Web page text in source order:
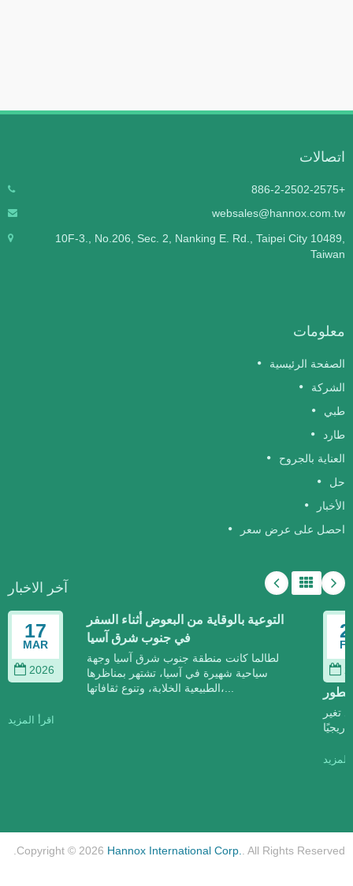
اتصالات
+886-2-2502-2575
websales@hannox.com.tw
10F-3., No.206, Sec. 2, Nanking E. Rd., Taipei City 10489,
Taiwan
معلومات
الصفحة الرئيسية
الشركة
طبي
طارد
العناية بالجروح
حل
الأخبار
احصل على عرض سعر
آخر الاخبار
17
MAR
2026
التوعية بالوقاية من البعوض أثناء السفر
في جنوب شرق آسيا
لطالما كانت منطقة جنوب شرق آسيا وجهة
سياحية شهيرة في آسيا، تشتهر بمناظرها
الطبيعية الخلابة، وتنوع ثقافاتها،...
اقرأ المزيد
تتطور
تغير
المزيد
Copyright © 2026 Hannox International Corp.. All Rights Reserved.